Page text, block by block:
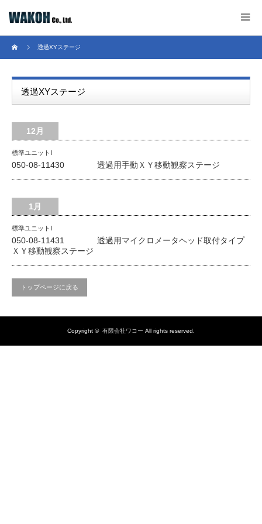
透過XYステージ
透過XYステージ
12月
標準ユニットⅠ
050-08-11430 透過用手動ＸＹ移動観察ステージ
1月
標準ユニットⅠ
050-08-11431 透過用マイクロメータヘッド取付タイプ
ＸＹ移動観察ステージ
トップページに戻る
Copyright © 有限会社ワコー All rights reserved.